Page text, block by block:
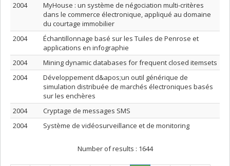
2004
MyHouse : un système de négociation multi-critères
dans le commerce électronique, appliqué au domaine
du courtage immobilier
2004
Échantillonnage basé sur les Tuiles de Penrose et
applications en infographie
2004
Mining dynamic databases for frequent closed itemsets
2004
Développement d&apos;un outil générique de
simulation distribuée de marchés électroniques basés
sur les enchères
2004
Cryptage de messages SMS
2004
Système de vidéosurveillance et de monitoring
Number of results : 1644